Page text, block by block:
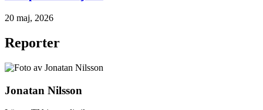
20 maj, 2026
Reporter
Jonatan Nilsson